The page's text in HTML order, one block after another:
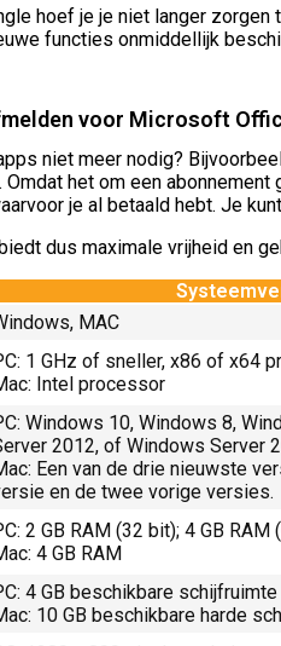
hoef je je niet langer
functies onmiddellijk
voor Microsoft
niet meer nodig?
het om een
je al betaald hebt. Je
dus maximale vrijheid en
MAC
1 GHz of sneller, x86 of x64
Intel processor
Windows 10, Windows 8,
2012, of Windows Server
Een van de drie nieuwste
en de twee vorige versies.
2 GB RAM (32 bit); 4 GB RAM
4 GB RAM
4 GB beschikbare schijfruimte
10 GB beschikbare harde